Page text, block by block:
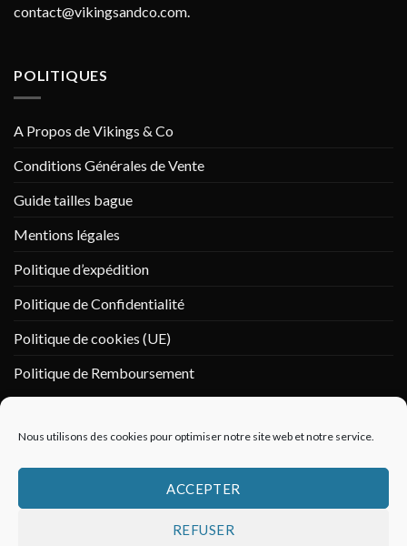
Nous utilisons des cookies pour optimiser notre site web et notre service.
ACCEPTER
REFUSER
contact@vikingsandco.com.
POLITIQUES
A Propos de Vikings & Co
Conditions Générales de Vente
Guide tailles bague
Mentions légales
Politique d’expédition
Politique de Confidentialité
Politique de cookies (UE)
Politique de Remboursement